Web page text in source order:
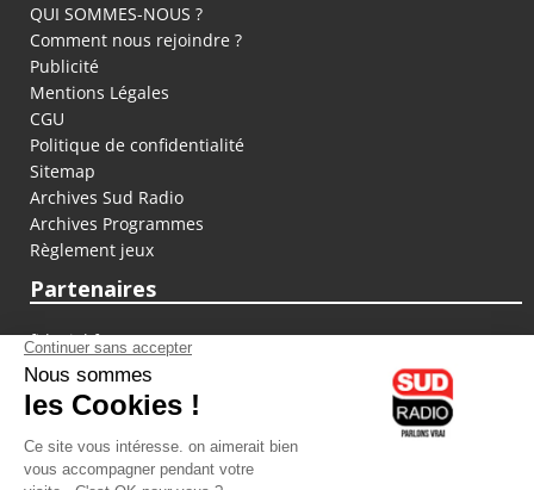
QUI SOMMES-NOUS ?
Comment nous rejoindre ?
Publicité
Mentions Légales
CGU
Politique de confidentialité
Sitemap
Archives Sud Radio
Archives Programmes
Règlement jeux
Partenaires
fiducial.fr
lyoncapitale.fr
olympique-et-lyonnais.com
L'application Iphone / Android